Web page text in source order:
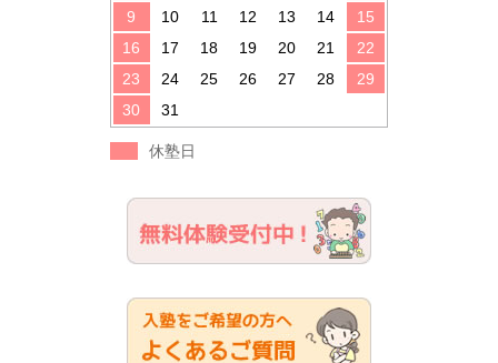
9
10 11 12 13 14
15
16
17 18 19 20 21
22
23
24 25 26 27 28
29
30
31
休塾日